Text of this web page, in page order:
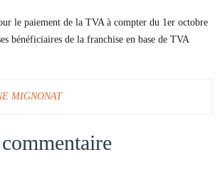
le paiement de la TVA à compter du 1er octobre
bénéficiaires de la franchise en base de TVA
MIGNONAT